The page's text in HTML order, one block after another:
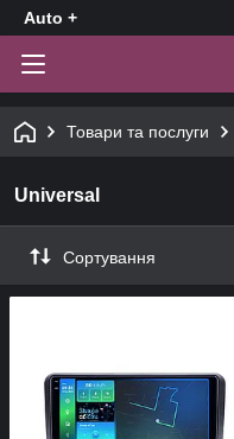
Auto +
Товари та послуги
Universal
Сортування